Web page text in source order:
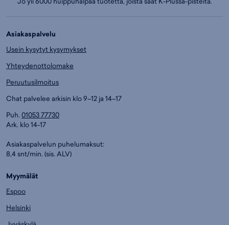
Asiakaspalvelu
Usein kysytyt kysymykset
Yhteydenottolomake
Peruutusilmoitus
Chat palvelee arkisin klo 9–12 ja 14–17
Puh. 01053 77730
Ark. klo 14-17
Asiakaspalvelun puhelumaksut:
8,4 snt/min. (sis. ALV)
Myymälät
Espoo
Helsinki